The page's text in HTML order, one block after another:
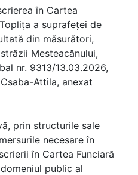
în Cartea
a suprafeţei de
din măsurători,
Mesteacănului,
nr. 9313/13.03.2026,
Attila, anexat
prin structurile sale
necesare în
în Cartea Funciară
public al